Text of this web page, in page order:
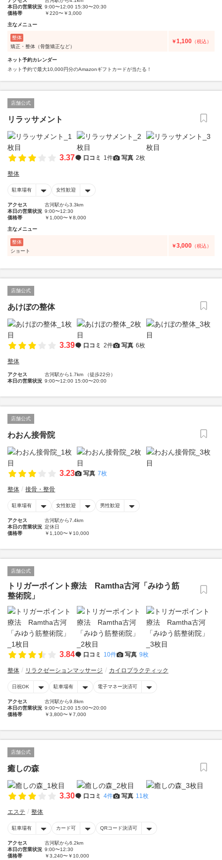
本日の営業状況 9:00〜12:00 15:30〜20:30
価格帯
￥220〜￥3,000
主なメニュー
整体
矯正・整体（骨盤矯正など）
￥1,100 （税込）
ネット予約カレンダー
ネット予約で最大10,000円分のAmazonギフトカードが当たる！
店舗公式
リラッサメント
3.37 口コミ 1件 写真 2枚
整体
駐車場有 女性歓迎
アクセス
古河駅から3.3km
本日の営業状況 9:00〜12:30
価格帯
￥1,000〜￥8,000
主なメニュー
整体
ショート
￥3,000 （税込）
店舗公式
あけぼの整体
3.39 口コミ 2件 写真 6枚
整体
アクセス
古河駅から1.7km （徒歩22分）
本日の営業状況 9:00〜12:00 15:00〜20:00
店舗公式
わおん接骨院
3.23 写真 7枚
整体 接骨・整骨
駐車場有 女性歓迎 男性歓迎
アクセス
古河駅から7.4km
本日の営業状況 定休日
価格帯
￥1,100〜￥10,000
店舗公式
トリガーポイント療法 Ramtha古河「みゆう筋
整術院」
3.84 口コミ 10件 写真 9枚
整体 リラクゼーションマッサージ カイロプラクティック
日祝OK 駐車場有 電子マネー決済可
アクセス
古河駅から9.8km
本日の営業状況 9:00〜12:00 15:00〜20:00
価格帯
￥3,800〜￥7,000
店舗公式
癒しの森
3.30 口コミ 4件 写真 11枚
エステ 整体
駐車場有 カード可 QRコード決済可
アクセス
古河駅から6.2km
本日の営業状況 9:00〜12:30
価格帯
￥3,240〜￥10,000